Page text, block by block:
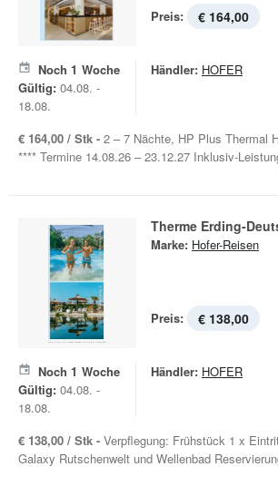
Preis: € 164,00
Noch 1 Woche
Gültig: 04.08. -
18.08.
Händler: HOFER
€ 164,00 / Stk - 2 – 7 Nächte, HP Plus Thermal
**** Termine 14.08.26 – 23.12.27 Inklusiv-
Therme Erding-
Marke: Hofer-Reisen
Preis: € 138,00
Noch 1 Woche
Gültig: 04.08. -
18.08.
Händler: HOFER
€ 138,00 / Stk - Verpflegung: Frühstück 1 x
Galaxy Rutschenwelt und Wellenbad